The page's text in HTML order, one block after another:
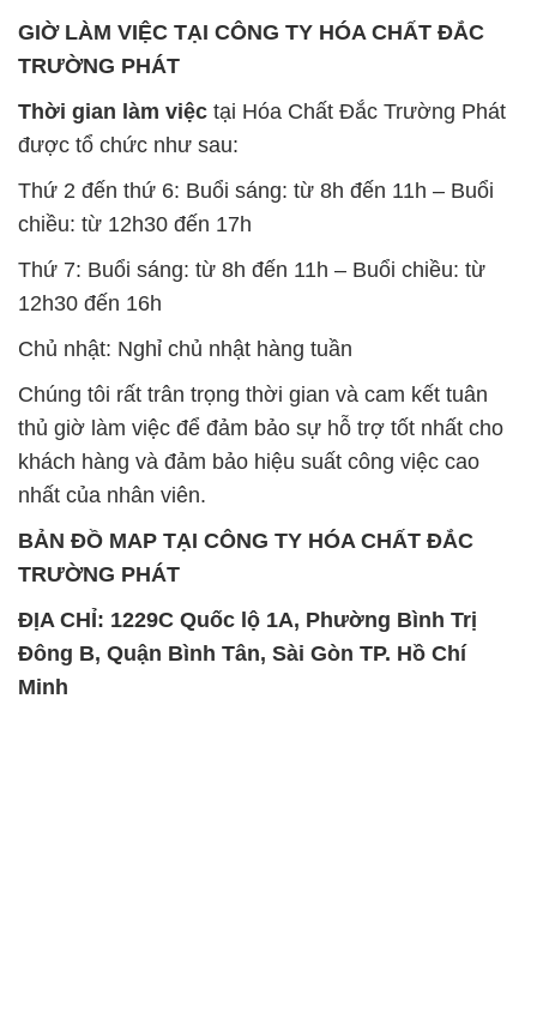
GIỜ LÀM VIỆC TẠI CÔNG TY HÓA CHẤT ĐẮC
TRƯỜNG PHÁT
Thời gian làm việc tại Hóa Chất Đắc Trường Phát
được tổ chức như sau:
Thứ 2 đến thứ 6: Buổi sáng: từ 8h đến 11h – Buổi
chiều: từ 12h30 đến 17h
Thứ 7: Buổi sáng: từ 8h đến 11h – Buổi chiều: từ
12h30 đến 16h
Chủ nhật: Nghỉ chủ nhật hàng tuần
Chúng tôi rất trân trọng thời gian và cam kết tuân
thủ giờ làm việc để đảm bảo sự hỗ trợ tốt nhất cho
khách hàng và đảm bảo hiệu suất công việc cao
nhất của nhân viên.
BẢN ĐỒ MAP TẠI CÔNG TY HÓA CHẤT ĐẮC
TRƯỜNG PHÁT
ĐỊA CHỈ: 1229C Quốc lộ 1A, Phường Bình Trị
Đông B, Quận Bình Tân, Sài Gòn TP. Hồ Chí
Minh